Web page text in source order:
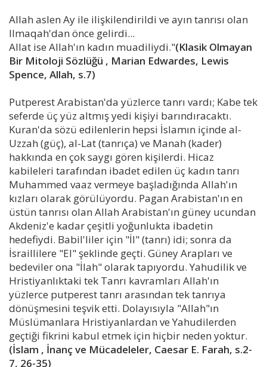
Allah aslen Ay ile ilişkilendirildi ve ayın tanrısı olan
Ilmaqah'dan önce gelirdi...
Allat ise Allah'ın kadın muadiliydi."(Klasik Olmayan
Bir Mitoloji Sözlüğü , Marian Edwardes, Lewis
Spence, Allah, s.7)
Putperest Arabistan'da yüzlerce tanrı vardı; Kabe tek
seferde üç yüz altmış yedi kişiyi barındıracaktı.
Kuran'da sözü edilenlerin hepsi İslamın içinde al-
Uzzah (güç), al-Lat (tanrıça) ve Manah (kader)
hakkında en çok saygı gören kişilerdi. Hicaz
kabileleri tarafından ibadet edilen üç kadın tanrı
Muhammed vaaz vermeye başladığında Allah'ın
kızları olarak görülüyordu. Pagan Arabistan'ın en
üstün tanrısı olan Allah Arabistan'ın güney ucundan
Akdeniz'e kadar çeşitli yoğunlukta ibadetin
hedefiydi. Babil'liler için "İl" (tanrı) idi; sonra da
İsraillilere "El" şeklinde geçti. Güney Arapları ve
bedeviler ona "İlah" olarak tapıyordu. Yahudilik ve
Hristiyanlıktaki tek Tanrı kavramları Allah'ın
yüzlerce putperest tanrı arasından tek tanrıya
dönüşmesini teşvik etti. Dolayısıyla "Allah"ın
Müslümanlara Hristiyanlardan ve Yahudilerden
geçtiği fikrini kabul etmek için hiçbir neden yoktur.
(İslam , İnanç ve Mücadeleler, Caesar E. Farah, s.2-
7, 26-35)